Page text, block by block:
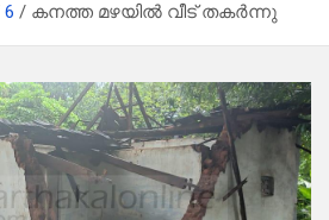
6 കനത്ത മഴയിൽ വീട് തകർന്നു